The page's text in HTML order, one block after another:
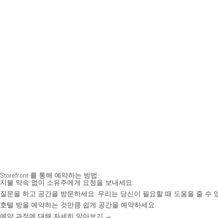
Storefront 를 통해 예약하는 방법:
지불 약속 없이 소유주에게 요청을 보내세요.
질문을 하고 공간을 방문하세요. 우리는 당신이 필요할 때 도움을 줄 수
호텔 방을 예약하는 것만큼 쉽게 공간을 예약하세요.
예약 과정에 대해 자세히 알아보기 →